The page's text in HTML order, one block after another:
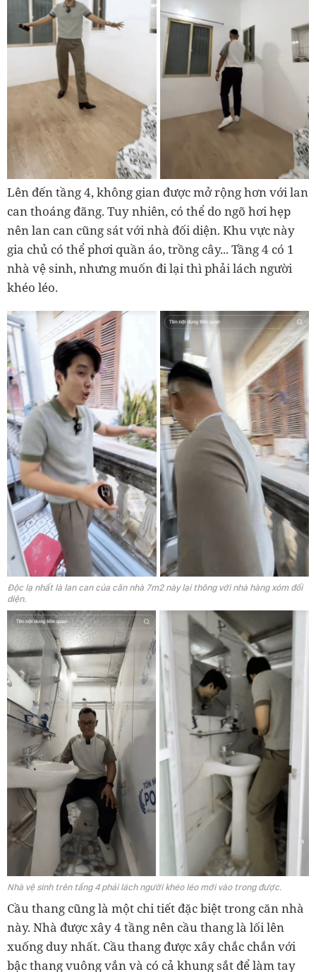
Lên đến tầng 4, không gian được mở rộng hơn với lan
can thoáng đãng. Tuy nhiên, có thể do ngõ hơi hẹp
nên lan can cũng sát với nhà đối diện. Khu vực này
gia chủ có thể phơi quần áo, trồng cây... Tầng 4 có 1
nhà vệ sinh, nhưng muốn đi lại thì phải lách người
khéo léo.
Độc lạ nhất là lan can của căn nhà 7m2 này lại thông với nhà hàng xóm đối
diện.
Nhà vệ sinh trên tầng 4 phải lách người khéo léo mới vào trong được.
Cầu thang cũng là một chi tiết đặc biệt trong căn nhà
này. Nhà được xây 4 tầng nên cầu thang là lối lên
xuống duy nhất. Cầu thang được xây chắc chắn với
bậc thang vuông vắn và có cả khung sắt để làm tay